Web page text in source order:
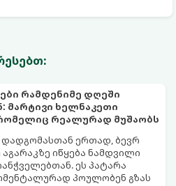
რამდენიმე დღეში
მარტივი ხელნაკეთი
რეალურად მუშაობს
ერთად, ბევრ
იწყება ნამდვილი
ეს პატარა
პოულობენ გზას